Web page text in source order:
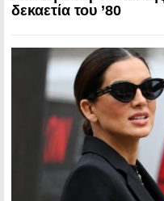
δεκαετία του ’80